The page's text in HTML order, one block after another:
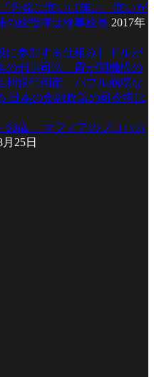
告発に悔いは無い。悔いが
の総指揮は検事総長 2017年
に参加する仕組み】ドルが
の刑事司法、霞が関機構の
銀行倒産、バブル崩壊な
日本の金融政策の司令塔は
60歳 マフィアのプロパガ
25日